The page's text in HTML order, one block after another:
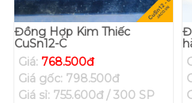
Đồng Hợp Kim Thiếc
CuSn12-C
Giá: 768.500đ
Giá gốc: 798.500đ
Giá sỉ: 755.600đ / 300 SP